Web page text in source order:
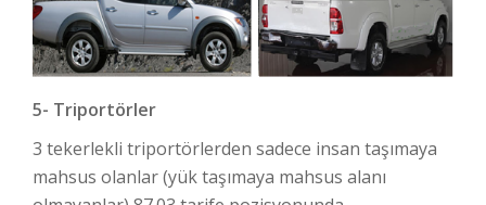
5- Triportörler
3 tekerlekli triportörlerden sadece insan taşımaya
mahsus olanlar (yük taşımaya mahsus alanı